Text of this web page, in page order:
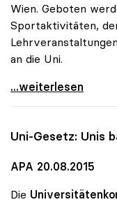
Wien. Geboten
Sportaktivitäten,
an die Uni.
Flüchtlinge -
...weiterlesen
Uni-Gesetz: Unis
APA 20.08.2015
Die